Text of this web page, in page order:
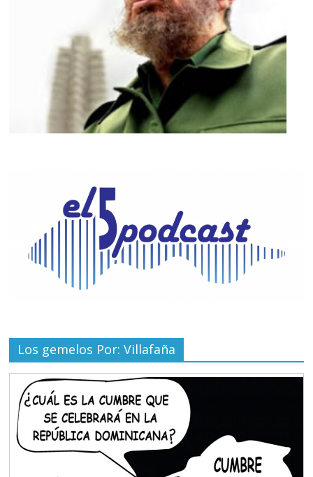
Los gemelos Por: Villafaña